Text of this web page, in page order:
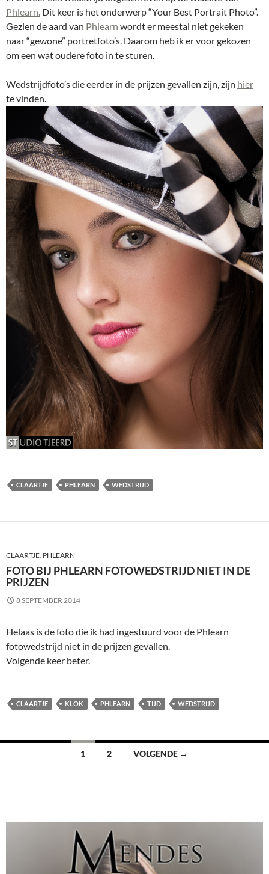
Phlearn. Dit keer is het onderwerp “Your Best Portrait Photo”.
Gezien de aard van Phlearn wordt er meestal niet gekeken
naar “gewone” portretfoto’s. Daarom heb ik er voor gekozen
om een wat oudere foto in te sturen.
Wedstrijdfoto’s die eerder in de prijzen gevallen zijn, zijn hier
te vinden.
CLAARTJE PHLEARN WEDSTRIJD
CLAARTJE PHLEARN
FOTO BIJ PHLEARN FOTOWEDSTRIJD NIET IN DE
PRIJZEN
8 SEPTEMBER 2014
Helaas is de foto die ik had ingestuurd voor de Phlearn
fotowedstrijd niet in de prijzen gevallen.
Volgende keer beter.
CLAARTJE KLOK PHLEARN TIJD WEDSTRIJD
1 2 VOLGENDE →